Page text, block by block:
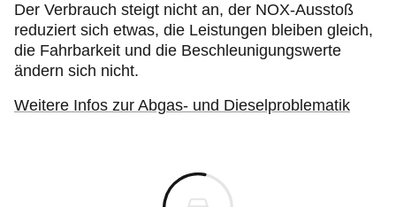
Der Verbrauch steigt nicht an, der NOX-Ausstoß
reduziert sich etwas, die Leistungen bleiben gleich,
die Fahrbarkeit und die Beschleunigungswerte
ändern sich nicht.
Weitere Infos zur Abgas- und Dieselproblematik